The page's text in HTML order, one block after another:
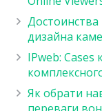
Достоинства
дизайна
IPweb:
Як обрати
переваги